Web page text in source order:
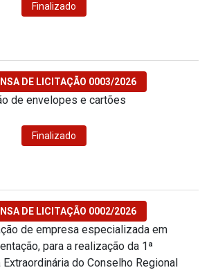
Finalizado
DE LICITAÇÃO 0003/2026
de envelopes e cartões
Finalizado
DE LICITAÇÃO 0002/2026
de empresa especializada em
para a realização da 1ª
Extraordinária do Conselho Regional